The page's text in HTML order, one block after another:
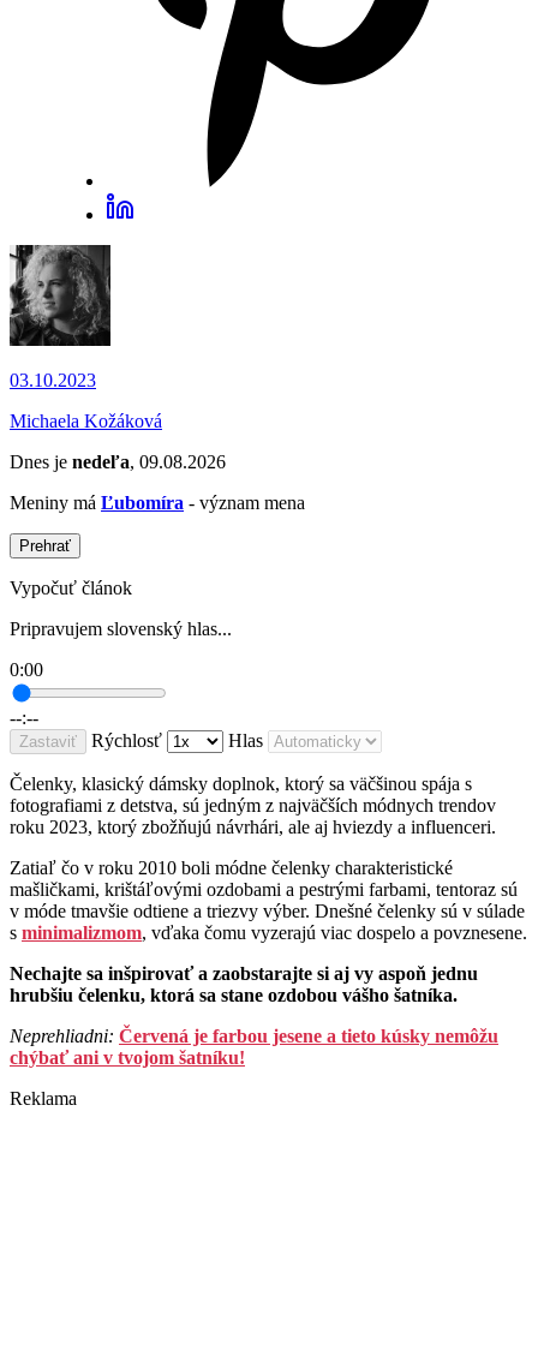
03.10.2023
Michaela Kožáková
Dnes je nedeľa, 09.08.2026
Meniny má Ľubomíra - význam mena
Prehrať
Vypočuť článok
Pripravujem slovenský hlas...
0:00
--:--
Zastaviť Rýchlosť Hlas
Čelenky, klasický dámsky doplnok, ktorý sa väčšinou spája s
fotografiami z detstva, sú jedným z najväčších módnych trendov
roku 2023, ktorý zbožňujú návrhári, ale aj hviezdy a influenceri.
Zatiaľ čo v roku 2010 boli módne čelenky charakteristické
mašličkami, krištáľovými ozdobami a pestrými farbami, tentoraz sú
v móde tmavšie odtiene a triezvy výber. Dnešné čelenky sú v súlade
s minimalizmom, vďaka čomu vyzerajú viac dospelo a povznesene.
Nechajte sa inšpirovať a zaobstarajte si aj vy aspoň jednu
hrubšiu čelenku, ktorá sa stane ozdobou vášho šatníka.
Neprehliadni: Červená je farbou jesene a tieto kúsky nemôžu
chýbať ani v tvojom šatníku!
Reklama